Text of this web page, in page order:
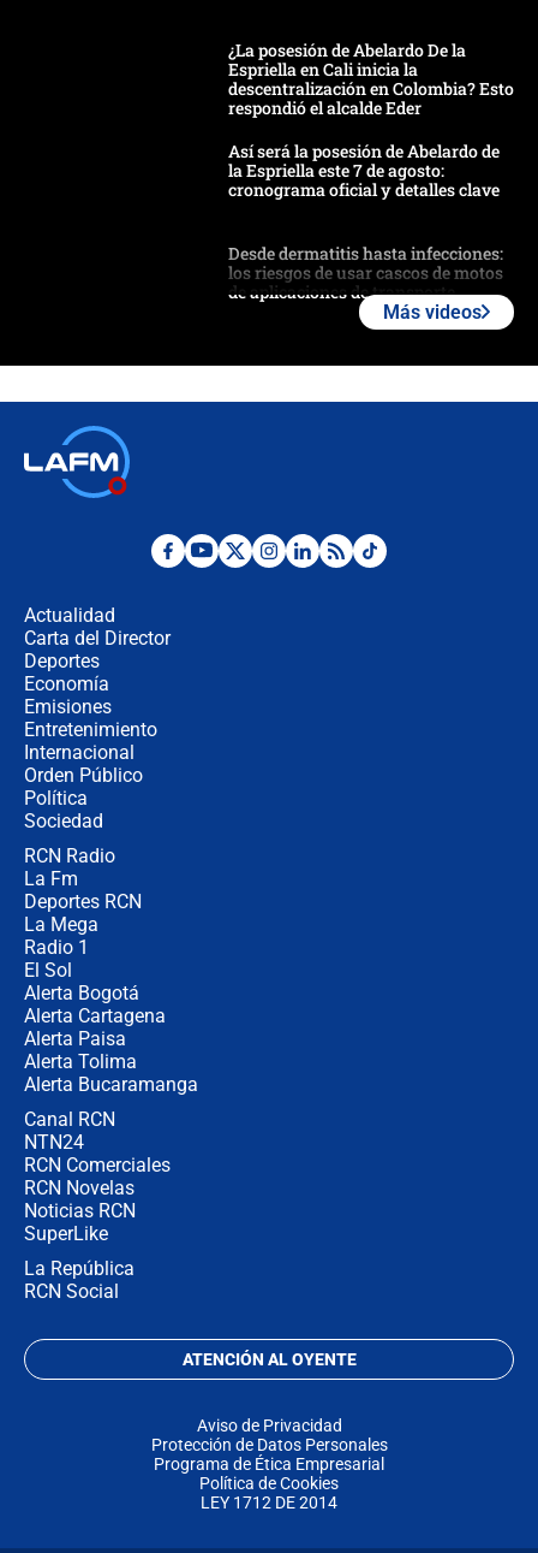
¿La posesión de Abelardo De la
Espriella en Cali inicia la
descentralización en Colombia? Esto
respondió el alcalde Eder
Así será la posesión de Abelardo de
la Espriella este 7 de agosto:
cronograma oficial y detalles clave
Desde dermatitis hasta infecciones:
los riesgos de usar cascos de motos
de aplicaciones de transporte
celular? Requisitos, pasos y
Posesión de Abelardo De La Espriella
Más videos
Actualidad
Carta del Director
Deportes
Economía
Emisiones
Entretenimiento
Internacional
Orden Público
Política
Sociedad
RCN Radio
La Fm
Deportes RCN
La Mega
Radio 1
El Sol
Alerta Bogotá
Alerta Cartagena
Alerta Paisa
Alerta Tolima
Alerta Bucaramanga
Canal RCN
NTN24
RCN Comerciales
RCN Novelas
Noticias RCN
SuperLike
La República
RCN Social
ATENCIÓN AL OYENTE
Aviso de Privacidad
Protección de Datos Personales
Programa de Ética Empresarial
Política de Cookies
LEY 1712 DE 2014